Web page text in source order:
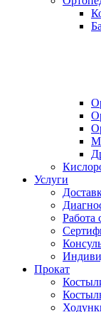
Услуги
Работа
Прокат